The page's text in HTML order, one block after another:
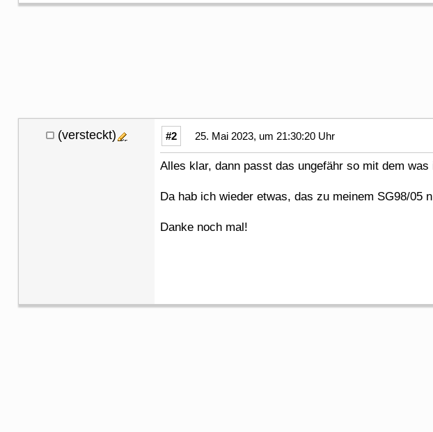
(versteckt) #2 25. Mai 2023, um 21:30:20 Uhr
Alles klar, dann passt das ungefähr so mit dem
Da hab ich wieder etwas, das zu meinem SG98/05
Danke noch mal!